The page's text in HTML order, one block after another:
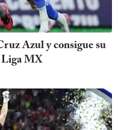
Azul y consigue su
Liga MX